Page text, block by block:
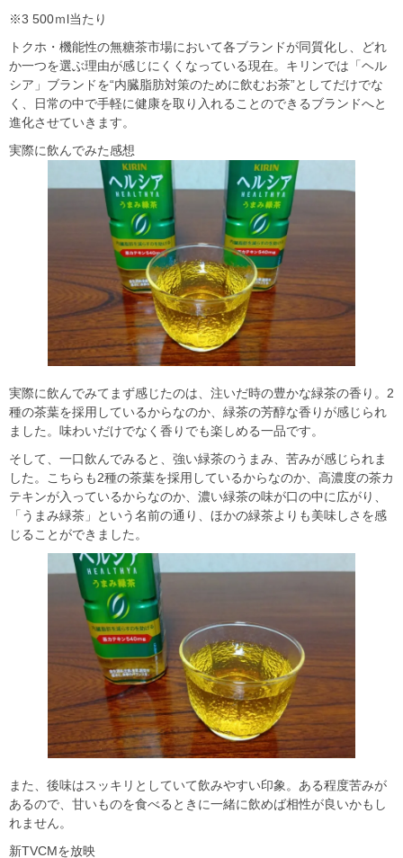
※3 500ｍl当たり
トクホ・機能性の無糖茶市場において各ブランドが同質化し、どれ
か一つを選ぶ理由が感じにくくなっている現在。キリンでは「ヘル
シア」ブランドを“内臓脂肪対策のために飲むお茶”としてだけでな
く、日常の中で手軽に健康を取り入れることのできるブランドへと
進化させていきます。
実際に飲んでみた感想
実際に飲んでみてまず感じたのは、注いだ時の豊かな緑茶の香り。2
種の茶葉を採用しているからなのか、緑茶の芳醇な香りが感じられ
ました。味わいだけでなく香りでも楽しめる一品です。
そして、一口飲んでみると、強い緑茶のうまみ、苦みが感じられま
した。こちらも2種の茶葉を採用しているからなのか、高濃度の茶カ
テキンが入っているからなのか、濃い緑茶の味が口の中に広がり、
「うまみ緑茶」という名前の通り、ほかの緑茶よりも美味しさを感
じることができました。
また、後味はスッキリとしていて飲みやすい印象。ある程度苦みが
あるので、甘いものを食べるときに一緒に飲めば相性が良いかもし
れません。
新TVCMを放映